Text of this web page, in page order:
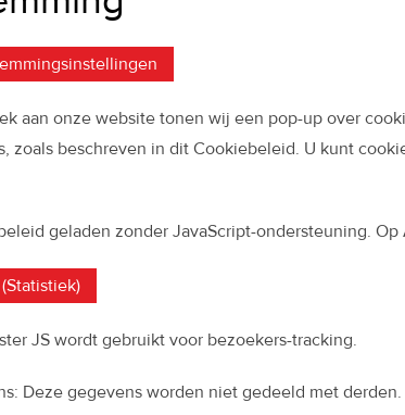
aan onze website tonen wij een pop-up over
zoals beschreven in dit Cookiebeleid. U kunt
geladen zonder JavaScript-ondersteuning.
JS wordt gebruikt voor bezoekers-tracking.
Deze gegevens worden niet gedeeld met derden.